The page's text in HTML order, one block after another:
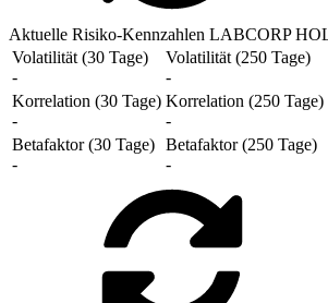
Aktuelle Risiko-Kennzahlen LABCORP
Volatilität (30 Tage)
-
Volatilität (250 Tage)
-
Korrelation (30 Tage)
-
Korrelation (250 Tage)
-
Betafaktor (30 Tage)
-
Betafaktor (250 Tage)
-